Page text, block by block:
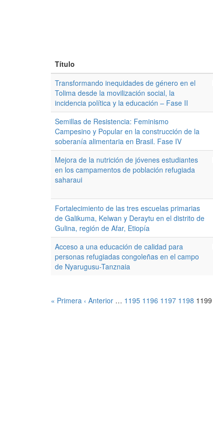
Título
Transformando inequidades de género en el
Tolima desde la movilización social, la
incidencia política y la educación – Fase II
Semillas de Resistencia: Feminismo
Campesino y Popular en la construcción de la
soberanía alimentaria en Brasil. Fase IV
Mejora de la nutrición de jóvenes estudiantes
en los campamentos de población refugiada
saharaui
Fortalecimiento de las tres escuelas primarias
de Galikuma, Kelwan y Deraytu en el distrito de
Gulina, región de Afar, Etiopía
Acceso a una educación de calidad para
personas refugiadas congoleñas en el campo
de Nyarugusu-Tanznaia
« Primera ‹ Anterior … 1195 1196 1197 1198 1199